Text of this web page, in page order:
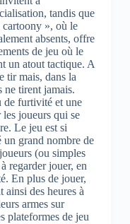
tandis que
cartoony », où le
absents, offre
de jeu où le
un atout tactique. A
tir mais, dans la
ne tirent jamais.
de furtivité et une
joueurs qui se
Le jeu est si
un grand nombre de
(ou simples
regarder jouer, en
En plus de jouer,
ainsi des heures à
armes sur
plateformes de jeu